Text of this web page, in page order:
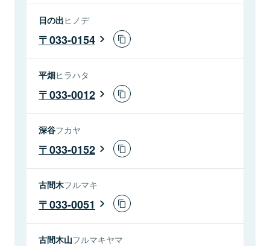
日の出ヒノデ
033-0154
平畑ヒラハタ
033-0012
深谷フカヤ
033-0152
古間木フルマキ
033-0051
古間木山フルマキヤマ